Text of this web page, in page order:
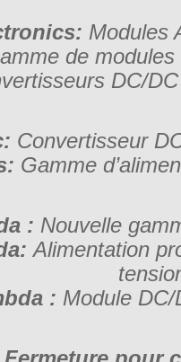
Modules
de
DC/
Convertisseur
Gamme
: Nouvelle
Alimentation
: Module